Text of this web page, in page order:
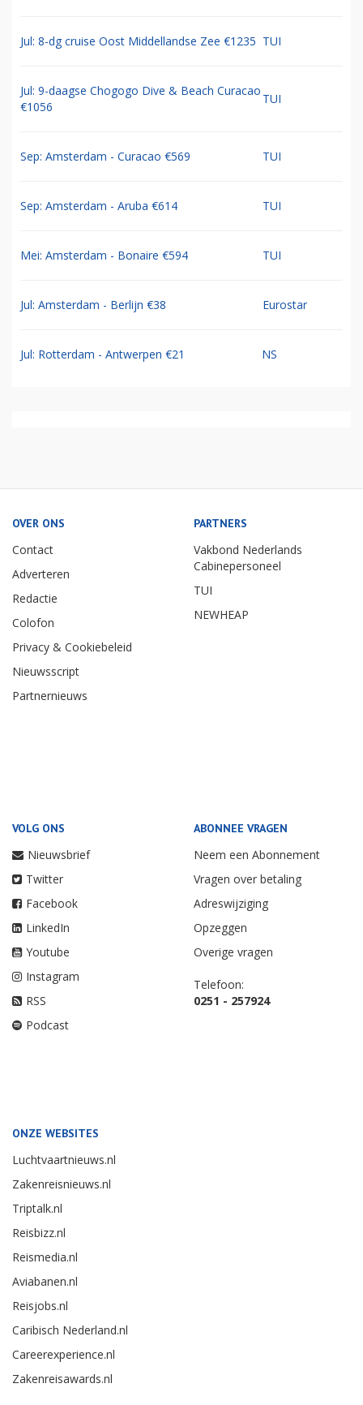
Jul: 8-dg cruise Oost Middellandse Zee €1235 TUI
Jul: 9-daagse Chogogo Dive & Beach Curacao
€1056
TUI
Sep: Amsterdam - Curacao €569 TUI
Sep: Amsterdam - Aruba €614 TUI
Mei: Amsterdam - Bonaire €594 TUI
Jul: Amsterdam - Berlijn €38 Eurostar
Jul: Rotterdam - Antwerpen €21 NS
OVER ONS
Contact
Adverteren
Redactie
Colofon
Privacy & Cookiebeleid
Nieuwsscript
Partnernieuws
PARTNERS
Vakbond Nederlands
Cabinepersoneel
TUI
NEWHEAP
VOLG ONS
Nieuwsbrief
Twitter
Facebook
LinkedIn
Youtube
Instagram
RSS
Podcast
ABONNEE VRAGEN
Neem een Abonnement
Vragen over betaling
Adreswijziging
Opzeggen
Overige vragen
Telefoon:
0251 - 257924
ONZE WEBSITES
Luchtvaartnieuws.nl
Zakenreisnieuws.nl
Triptalk.nl
Reisbizz.nl
Reismedia.nl
Aviabanen.nl
Reisjobs.nl
Caribisch Nederland.nl
Careerexperience.nl
Zakenreisawards.nl